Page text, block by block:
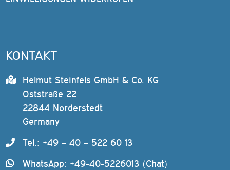
KONTAKT
Helmut Steinfels GmbH & Co. KG
Oststraße 22
22844 Norderstedt
Germany
Tel.: +49 – 40 – 522 60 13
WhatsApp: +49-40-5226013 (Chat)